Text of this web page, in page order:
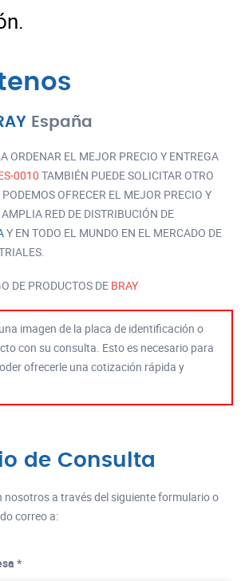
España
ORDENAR EL MEJOR PRECIO Y ENTREGA
0010 TAMBIÉN PUEDE SOLICITAR OTRO
OFRECER EL MEJOR PRECIO Y
RED DE DISTRIBUCIÓN DE
Y EN TODO EL MUNDO EN EL MERCADO DE
DE PRODUCTOS DE BRAY
imagen de la placa de identificación o
con su consulta. Esto es necesario para
ofrecerle una cotización rápida y
de Consulta
nosotros a través del siguiente formulario o
correo a:
*